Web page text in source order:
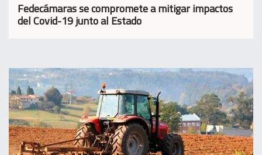
Fedecámaras se compromete a mitigar impactos
del Covid-19 junto al Estado